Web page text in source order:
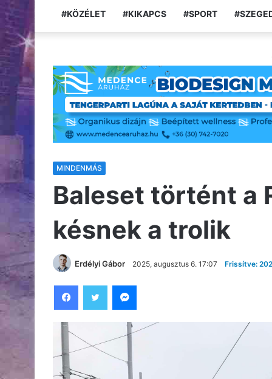
#KÖZÉLET #KIKAPCS #SPORT
MINDENMÁS
Baleset történt a
késnek a trolik
Erdélyi Gábor 2025, augusztus 6. 17:07 Frissítve: